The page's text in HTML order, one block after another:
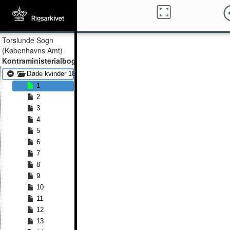
Torslunde Sogn
(Københavns Amt)
Kontraministerialbog
Døde kvinder 1881 - Døde kvinder 1891
1
2
3
4
5
6
7
8
9
10
11
12
13